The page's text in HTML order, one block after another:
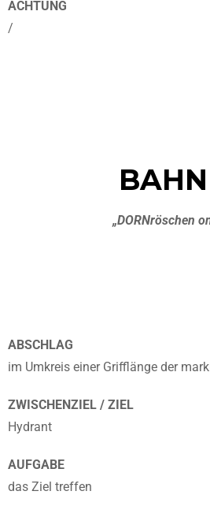
ACHTUNG
/
„DORNröschen
ABSCHLAG
im Umkreis einer Grifflänge der
ZWISCHENZIEL / ZIEL
Hydrant
AUFGABE
das Ziel treffen